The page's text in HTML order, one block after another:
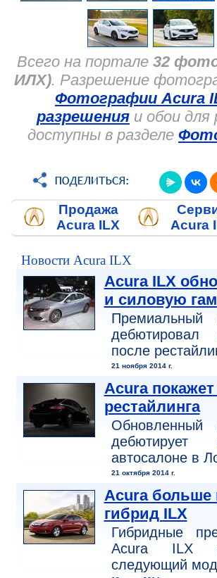
Всего на портале 32
ИЛХ). Разрешение
Фотографии Acura
разрешения и обои для
доступны в разделе
Продажа
Acura ILX
Acura
Новости Acura ILX
Acura ILX
и силовую
после
21 ноября 2014 г.
Acura
рестайлинга
автосалоне в
21 октября 2014 г.
Acura больше
гибрид ILX
Гибридные
Acura ILX
следующий